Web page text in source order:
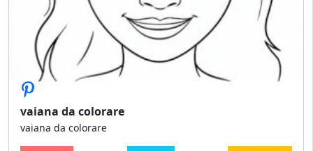
vaiana da colorare
vaiana da colorare